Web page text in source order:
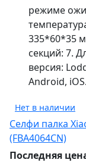
режиме
335*60*35
секций: 7.
версия:
Android, iOS.
Нет в наличии
Селфи палка
(FBA4064CN)
Последняя